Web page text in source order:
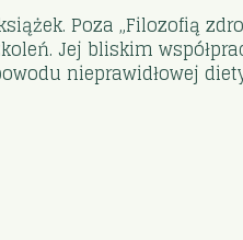
Poza „Filozofią
Jej bliskim
nieprawidłowej